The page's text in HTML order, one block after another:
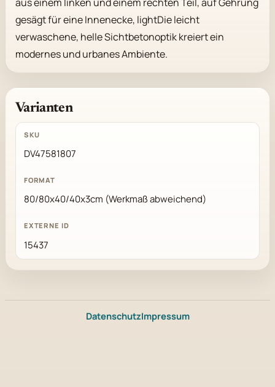
gesägt für eine Innenecke, lightDie leicht
verwaschene, helle Sichtbetonoptik kreiert ein
modernes und urbanes Ambiente.
Varianten
DV47581807
80/80x40/40x3cm (Werkmaß abweichend)
15437
DatenschutzImpressum